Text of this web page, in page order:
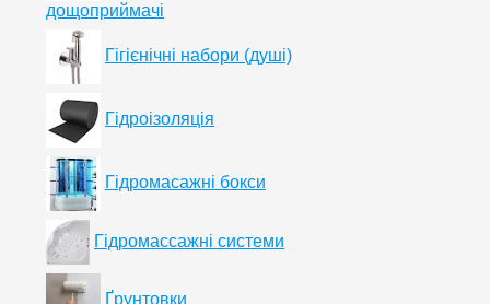
дощоприймачі
Гігієнічні набори (душі)
Гідроізоляція
Гідромасажні бокси
Гідромассажні системи
Ґрунтовки